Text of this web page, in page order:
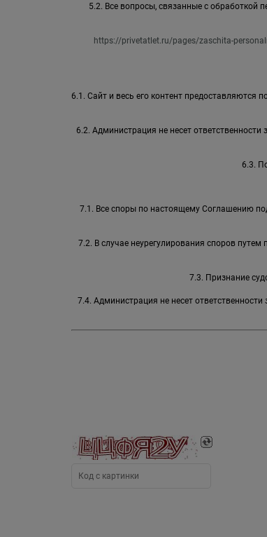
5.2. Все вопросы, связанные с обработкой
https://privetatlet.ru/pages/zaschita-
6.1. Сайт и весь его контент предоставляются
6.2. Администрация не несет
6.3.
7.1. Все споры по настоящему Соглашению
7.2. В случае неурегулирования споров
7.3. Признание
7.4. Администрация не несет